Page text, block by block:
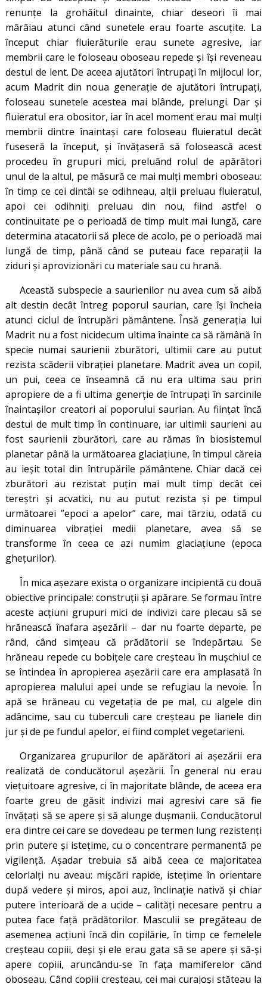
renunțe la grohăitul dinainte, chiar deseori îi mai
mârâiau atunci când sunetele erau foarte ascuțite. La
început chiar fluierăturile erau sunete agresive, iar
membrii care le foloseau oboseau repede și își reveneau
destul de lent. De aceea ajutători întrupați în mijlocul lor,
acum Madrit din noua generație de ajutători întrupați,
foloseau sunetele acestea mai blânde, prelungi. Dar și
fluieratul era obositor, iar în acel moment erau mai mulți
membrii dintre înaintași care foloseau fluieratul decât
fuseseră la început, și învățaseră să folosească acest
procedeu în grupuri mici, preluând rolul de apărători
unul de la altul, pe măsură ce mai mulți membri oboseau:
în timp ce cei dintâi se odihneau, alții preluau fluieratul,
apoi cei odihniți preluau din nou, fiind astfel o
continuitate pe o perioadă de timp mult mai lungă, care
determina atacatorii să plece de acolo, pe o perioadă mai
lungă de timp, până când se puteau face reparații la
ziduri și aprovizionări cu materiale sau cu hrană.
Această subspecie a saurienilor nu avea cum să aibă
alt destin decât întreg poporul saurian, care își încheia
atunci ciclul de întrupări pământene. Însă generația lui
Madrit nu a fost nicidecum ultima înainte ca să rămână în
specie numai saurienii zburători, ultimii care au putut
rezista scăderii vibrației planetare. Madrit avea un copil,
un pui, ceea ce înseamnă că nu era ultima sau prin
apropiere de a fi ultima generție de întrupați în sarcinile
înaintașilor creatori ai poporului saurian. Au ființat încă
destul de mult timp în continuare, iar ultimii saurieni au
fost saurienii zburători, care au rămas în biosistemul
planetar până la următoarea glaciațiune, în timpul căreia
au ieșit total din întrupările pământene. Chiar dacă cei
zburători au rezistat puțin mai mult timp decât cei
tereștri și acvatici, nu au putut rezista și pe timpul
următoarei ”epoci a apelor” care, mai târziu, odată cu
diminuarea vibrației medii planetare, avea să se
transforme în ceea ce azi numim glaciațiune (epoca
ghețurilor).
În mica așezare exista o organizare incipientă cu două
obiective principale: construții și apărare. Se formau între
aceste acțiuni grupuri mici de indivizi care plecau să se
hrănească înafara așezării – dar nu foarte departe, pe
rând, când simțeau că prădătorii se îndepărtau. Se
hrăneau repede cu bobițele care creșteau în mușchiul ce
se întindea în apropierea așezării care era amplasată în
apropierea malului apei unde se refugiau la nevoie. În
apă se hrăneau cu vegetația de pe mal, cu algele din
adâncime, sau cu tuberculi care creșteau pe lianele din
jur și de pe fundul apelor, ei fiind complet vegetarieni.
Organizarea grupurilor de apărători ai așezării era
realizată de conducătorul așezării. În general nu erau
viețuitoare agresive, ci în majoritate blânde, de aceea era
foarte greu de găsit indivizi mai agresivi care să fie
învățați să se apere și să alunge dușmanii. Conducătorul
era dintre cei care se dovedeau pe termen lung rezistenți
prin putere și istețime, cu o concentrare permanentă pe
vigilență. Așadar trebuia să aibă ceea ce majoritatea
celorlalți nu aveau: mișcări rapide, istețime în orientare
după vedere și miros, apoi auz, înclinație nativă și chiar
putere interioară de a ucide – calități necesare pentru a
putea face față prădătorilor. Masculii se pregăteau de
asemenea acțiuni încă din copilărie, în timp ce femelele
creșteau copiii, deși și ele erau gata să se apere și să-și
apere copiii, aruncându-se în fața mamiferelor când
oboseau. Când copiii creșteau, cei mai curajoși stăteau la